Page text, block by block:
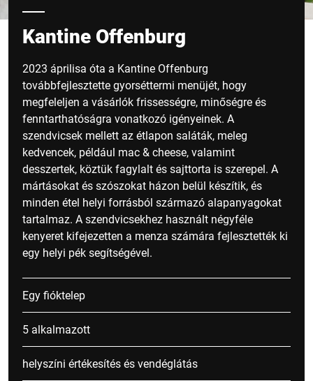
Kantine Offenburg
2023 áprilisa óta a Kantine Offenburg
továbbfejlesztette gyorséttermi menüjét, hogy
megfeleljen a vásárlók frissességre, minőségre és
fenntarthatóságra vonatkozó igényeinek. A
szendvicsek mellett az étlapon saláták, meleg
kedvencek, például mac & cheese, valamint
desszertek, köztük fagylalt és sajttorta is szerepel. A
mártásokat és szószokat házon belül készítik, és
minden étel helyi forrásból származó alapanyagokat
tartalmaz. A szendvicsekhez használt négyféle
kenyeret kifejezetten a menza számára fejlesztették ki
egy helyi pék segítségével.
Egy fióktelep
5 alkalmazott
helyszíni értékesítés és vendéglátás